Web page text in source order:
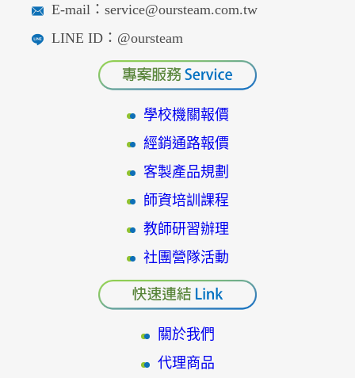
E-mail：service@oursteam.com.tw
LINE ID：@oursteam
學校機關報價
經銷通路報價
客製產品規劃
師資培訓課程
教師研習辦理
社團營隊活動
關於我們
代理商品